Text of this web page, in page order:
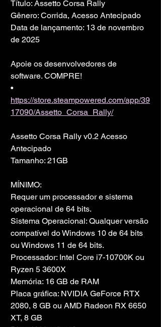
Título: Assetto Corsa Rally
Gênero: Corrida, Acesso Antecipado
Data de lançamento: 13 de novembro
de 2025
Apoie os desenvolvedores de
software. COMPRE!
•
https://store.steampowered.com/app/39
17090/Assetto_Corsa_Rally/
Assetto Corsa Rally v0.2 Acesso
Antecipado
Tamanho: 21GB
MÍNIMO:
Requer um processador e sistema
operacional de 64 bits.
Sistema Operacional: Qualquer versão
compatível do Windows 10 de 64 bits
ou Windows 11 de 64 bits.
Processador: Intel Core i7-10700K ou
Ryzen 5 3600X
Memória: 16 GB de RAM
Placa gráfica: NVIDIA GeForce RTX
2080, 8 GB ou AMD Radeon RX 6650
XT, 8 GB